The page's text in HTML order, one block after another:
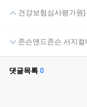
건강보험심사평가원
존슨앤드존슨 서지
댓글목록 0